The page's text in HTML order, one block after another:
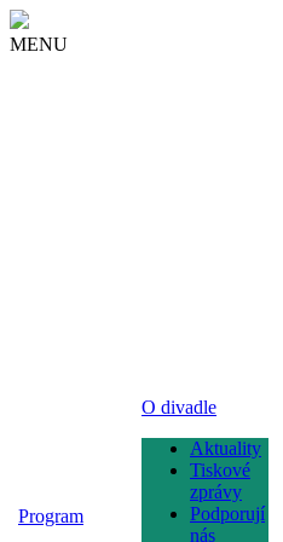
MENU
Program
O divadle
Aktuality
Tiskové
zprávy
Podporují
nás